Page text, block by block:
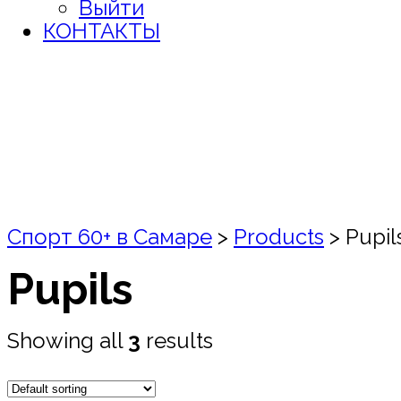
Выйти
КОНТАКТЫ
Спорт 60+ в Самаре > Products >
Pupils
Showing all 3 results